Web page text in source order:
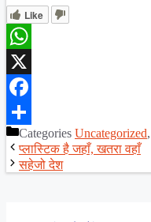
Like
WhatsApp
X
Facebook
ShareCategories Uncategorized,
प्लास्टिक है जहाँ, खतरा वहाँ
सहेजो देश